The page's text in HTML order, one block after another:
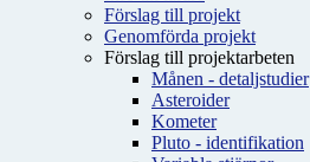
Förslag till projekt
Genomförda projekt
Förslag till projektarbeten
Månen - detaljstudier
Asteroider
Kometer
Pluto - identifikation